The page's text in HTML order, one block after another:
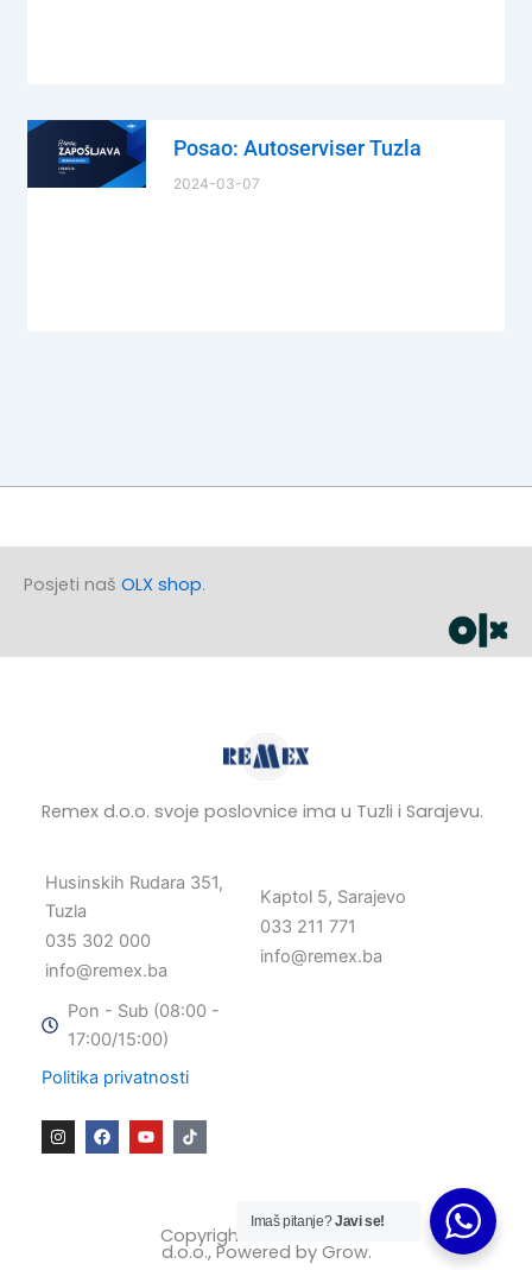
Posao: Autoserviser Tuzla
2024-03-07
Posjeti naš OLX shop.
Remex d.o.o. svoje poslovnice ima u Tuzli i Sarajevu.
Husinskih Rudara 351,
Tuzla
035 302 000
info@remex.ba
Kaptol 5, Sarajevo
033 211 771
info@remex.ba
Pon - Sub (08:00 -
17:00/15:00)
Politika privatnosti
I
n
s
F
a
c
Y
o
u
Copyright © 2025 Remex
d.o.o., Powered by Grow.
Imaš pitanje?Javi se!